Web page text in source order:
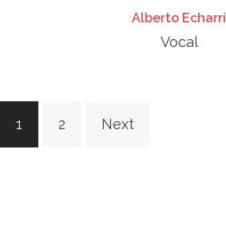
Alberto Echarri
Vocal
pagination
1 2 Next